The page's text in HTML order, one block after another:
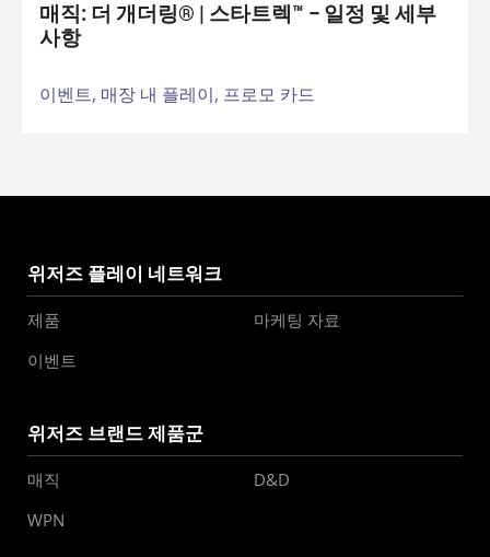
매직: 더 개더링® | 스타트렉™ – 일정 및 세부
사항
이벤트, 매장 내 플레이, 프로모 카드
위저즈 플레이 네트워크
제품
마케팅 자료
이벤트
위저즈 브랜드 제품군
매직
D&D
WPN